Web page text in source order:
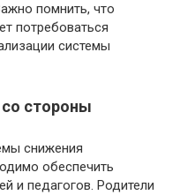
помнить, что
потребоваться
системы
стороны
снижения
обеспечить
и педагогов. Родители